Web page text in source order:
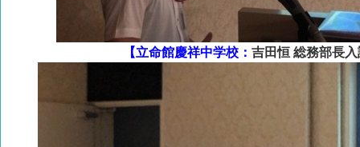
【立命館慶祥中学校：吉田恒 総務部長